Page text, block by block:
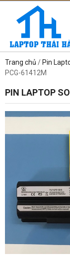
Trang chủ / Pin
PCG-61412M
PIN LAPTOP